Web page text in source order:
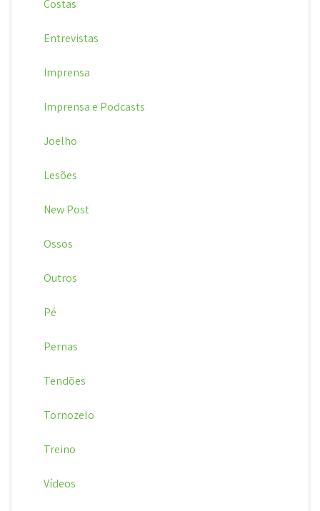
Costas
Entrevistas
Imprensa
Imprensa e Podcasts
Joelho
Lesões
New Post
Ossos
Outros
Pé
Pernas
Tendões
Tornozelo
Treino
Vídeos